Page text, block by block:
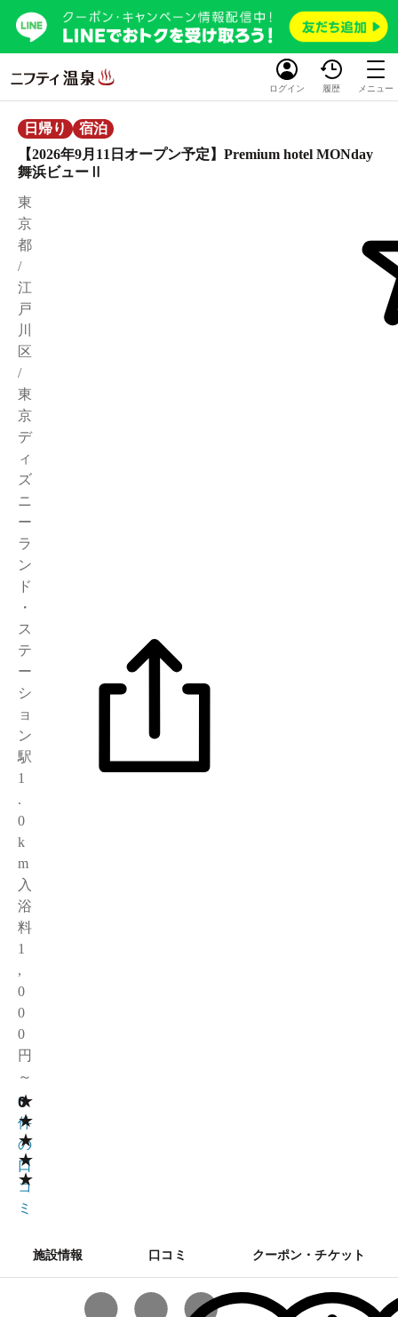
ログイン 履歴 メニュー
日帰り
宿泊
【2026年9月11日オープン予定】Premium hotel MONday
舞浜ビューⅡ
東
京
都
/
江
戸
川
区
/
東
京
デ
ィ
ズ
ニ
ー
ラ
ン
ド
・
ス
テ
ー
シ
ョ
ン
駅
1
.
0
k
m
入
浴
料
1
,
0
0
0
円
～
★
★
★
★
★
0
0
件
の
口
コ
ミ
施設情報 口コミ クーポン・チケット